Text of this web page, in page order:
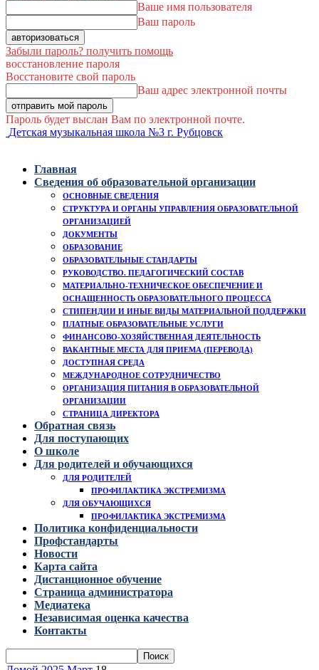
Ваше имя пользователя
Ваш пароль
Забыли пароль? получить помощь
восстановление пароля
Восстановите свой пароль
Ваш адрес электронной почты
Пароль будет выслан Вам по электронной почте.
Детская музыкальная школа №3 г. Рубцовск
Главная
Сведения об образовательной организации
ОСНОВНЫЕ СВЕДЕНИЯ
СТРУКТУРА И ОРГАНЫ УПРАВЛЕНИЯ ОБРАЗОВАТЕЛЬНОЙ
ОРГАНИЗАЦИЕЙ
ДОКУМЕНТЫ
ОБРАЗОВАНИЕ
ОБРАЗОВАТЕЛЬНЫЕ СТАНДАРТЫ
РУКОВОДСТВО. ПЕДАГОГИЧЕСКИЙ СОСТАВ
МАТЕРИАЛЬНО-ТЕХНИЧЕСКОЕ ОБЕСПЕЧЕНИЕ И
ОСНАЩЕННОСТЬ ОБРАЗОВАТЕЛЬНОГО ПРОЦЕССА
СТИПЕНДИИ И ИНЫЕ ВИДЫ МАТЕРИАЛЬНОЙ ПОДДЕРЖКИ
ПЛАТНЫЕ ОБРАЗОВАТЕЛЬНЫЕ УСЛУГИ
ФИНАНСОВО-ХОЗЯЙСТВЕННАЯ ДЕЯТЕЛЬНОСТЬ
ВАКАНТНЫЕ МЕСТА ДЛЯ ПРИЕМА (ПЕРЕВОДА)
ДОСТУПНАЯ СРЕДА
МЕЖДУНАРОДНОЕ СОТРУДНИЧЕСТВО
ОРГАНИЗАЦИЯ ПИТАНИЯ В ОБРАЗОВАТЕЛЬНОЙ
ОРГАНИЗАЦИИ
СТРАНИЦА ДИРЕКТОРА
Обратная связь
Для поступающих
О школе
Для родителей и обучающихся
ДЛЯ РОДИТЕЛЕЙ
ПРОФИЛАКТИКА ЭКСТРЕМИЗМА
ДЛЯ ОБУЧАЮЩИХСЯ
ПРОФИЛАКТИКА ЭКСТРЕМИЗМА
Политика конфиденциальности
Профстандарты
Новости
Карта сайта
Дистанционное обучение
Страница администратора
Медиатека
Независимая оценка качества
Контакты